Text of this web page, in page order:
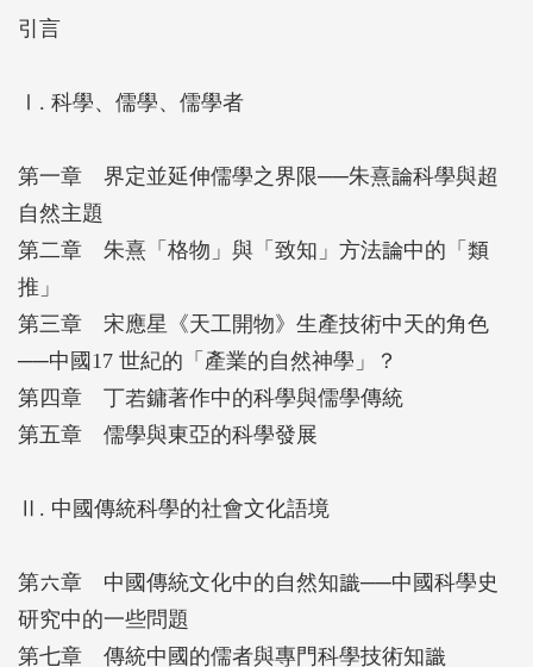
責。例如，相關討論經常只流於表面，甚至感情用
也就是說，關於東亞文化與社會，關於儒家傳統以及
本書所收錄十三篇論文，即是針對上述問題而發。書
中多數論文著眼於科學和儒學間的關係，特別是儒家
思想、價值和制度在科學發展中所扮演的角色。作者
強調，在東亞世界，科學和儒學的關係錯綜複雜，不
僅隨著時間變化，更因人、因主題而呈現多種形態。
我們不能過分地簡化科學和儒學的聯繫，例如將儒學
視為有利或者有礙於科學發展的要素。欲究明兩者關
聯，除了檢視儒學本身，更須涉及其他東亞社會和文
眼光，或討論關於跨文化比較的問題，並且著意揭
深入理解東亞，比較性的研究不但可能，而且應當為
之。
引言
Ⅰ. 科學、儒學、儒學者
第一章 界定並延伸儒學之界限──朱熹論科學與超
自然主題
第二章 朱熹「格物」與「致知」方法論中的「類
推」
第三章 宋應星《天工開物》生產技術中天的角色
──中國17 世紀的「產業的自然神學」？
第四章 丁若鏞著作中的科學與儒學傳統
第五章 儒學與東亞的科學發展
Ⅱ. 中國傳統科學的社會文化語境
第六章 中國傳統文化中的自然知識──中國科學史
研究中的一些問題
第七章 傳統中國的儒者與專門科學技術知識